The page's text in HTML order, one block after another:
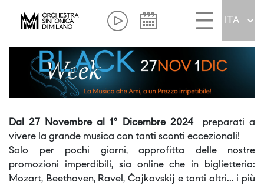
Dal 27 Novembre al 1° Dicembre 2024
preparati a
vivere la grande musica con tanti sconti eccezionali!
Solo per pochi giorni, approfitta delle nostre
promozioni imperdibili, sia online che in biglietteria:
Mozart, Beethoven, Ravel, Čajkovskij e tanti altri... i più